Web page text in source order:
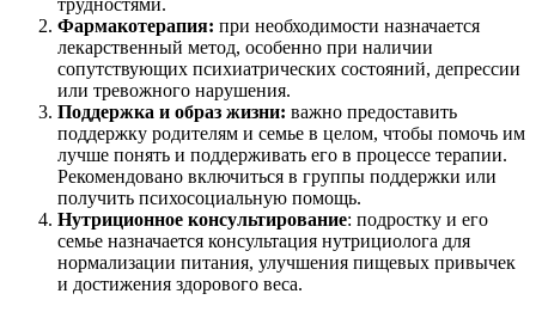
трудностями.
Фармакотерапия: при необходимости назначается
лекарственный метод, особенно при наличии
сопутствующих психиатрических состояний, депрессии
или тревожного нарушения.
Поддержка и образ жизни: важно предоставить
поддержку родителям и семье в целом, чтобы помочь им
лучше понять и поддерживать его в процессе терапии.
Рекомендовано включиться в группы поддержки или
получить психосоциальную помощь.
Нутриционное консультирование: подростку и его
семье назначается консультация нутрициолога для
нормализации питания, улучшения пищевых привычек
и достижения здорового веса.